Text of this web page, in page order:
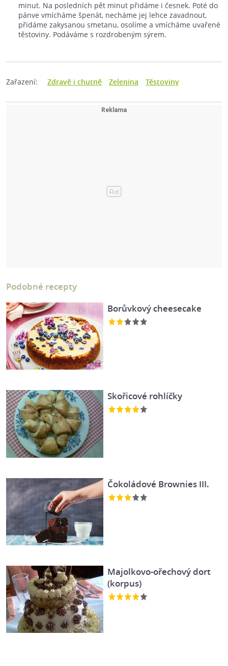
minut. Na posledních pět minut přidáme i česnek. Poté do
pánve vmícháme špenát, necháme jej lehce zavadnout,
přidáme zakysanou smetanu, osolíme a vmícháme uvařené
těstoviny. Podáváme s rozdrobeným sýrem.
Zařazení: Zdravě i chutně Zelenina Těstoviny
Podobné recepty
Borůvkový cheesecake
Skořicové rohlíčky
Čokoládové Brownies III.
Majolkovo-ořechový dort
(korpus)